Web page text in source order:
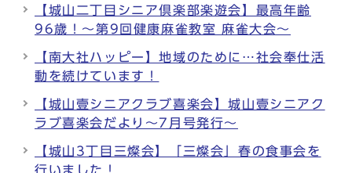
【城山二丁目シニア倶楽部楽遊会】最高年齢
96歳！～第9回健康麻雀教室 麻雀大会～
【南大社ハッピー】地域のために…社会奉仕活
動を続けています！
【城山壹シニアクラブ喜楽会】城山壹シニアク
ラブ喜楽会だより～7月号発行～
【城山3丁目三燦会】「三燦会」春の食事会を
行いました！